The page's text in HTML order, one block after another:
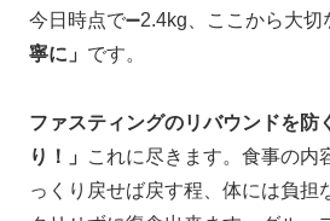
今日時点で➖2.4kg、ここから大切
寧に」 です。
ファスティングのリバウンドを防
り！」
これに尽きます。食事の内
っくり戻せば戻す程、体には負担